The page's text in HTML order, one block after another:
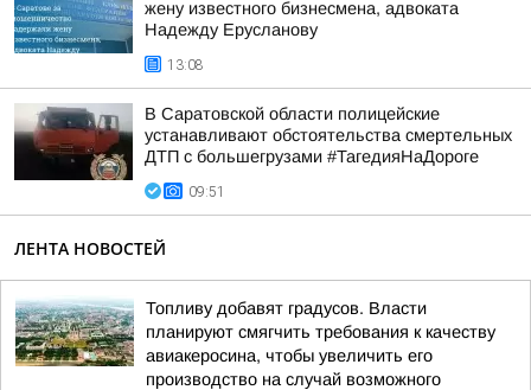
жену известного бизнесмена, адвоката
Надежду Ерусланову
13:08
В Саратовской области полицейские
устанавливают обстоятельства смертельных
ДТП с большегрузами #ТагедияНаДороге
09:51
ЛЕНТА НОВОСТЕЙ
Топливу добавят градусов. Власти
планируют смягчить требования к качеству
авиакеросина, чтобы увеличить его
производство на случай возможного